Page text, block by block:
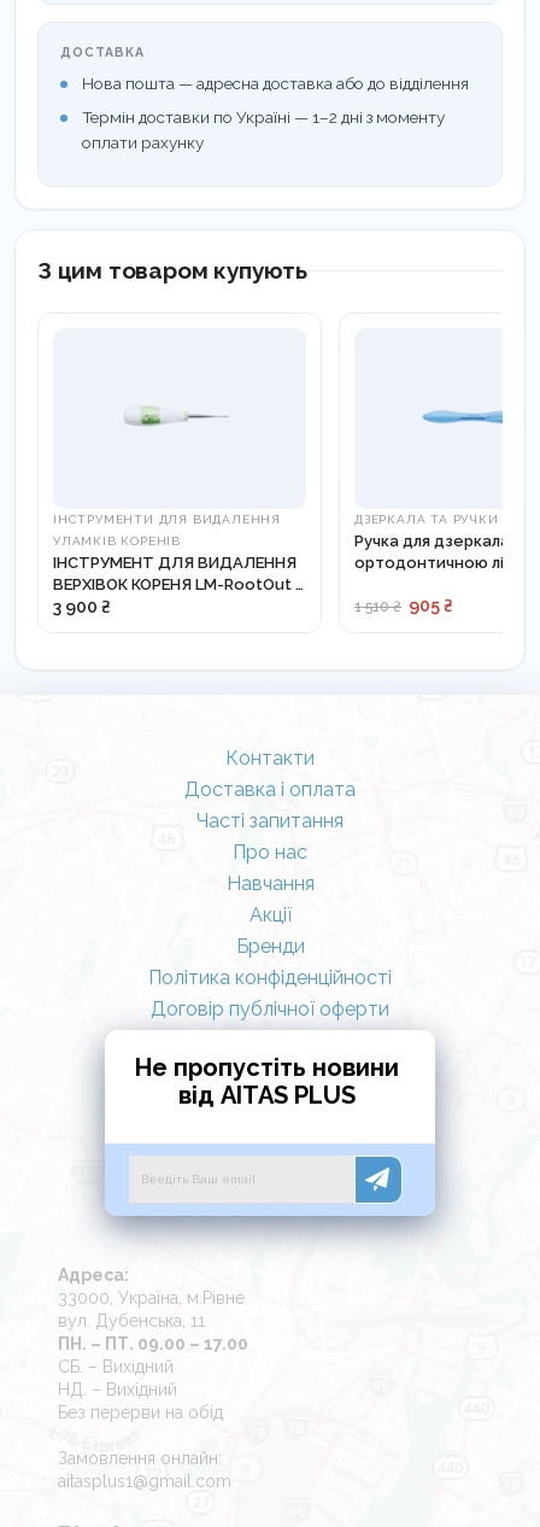
ДОСТАВКА
Нова пошта — адресна доставка або до відділення
Термін доставки по Україні — 1–2 дні з моменту
оплати рахунку
З цим товаром купують
ІНСТРУМЕНТИ ДЛЯ ВИДАЛЕННЯ
УЛАМКІВ КОРЕНІВ
ІНСТРУМЕНТ ДЛЯ ВИДАЛЕННЯ
ВЕРХІВОК КОРЕНЯ LM-RootOut -
812210
3 900 ₴
ДЗЕРКАЛА ТА РУЧКИ
Ручка для дзеркала з
ортодонтичною
1 510 ₴ 905 ₴
Контакти
Доставка і оплата
Часті запитання
Про нас
Навчання
Акції
Бренди
Політика конфіденційності
Договір публічної оферти
Не пропустіть новини
від AITAS PLUS
Адреса:
33000, Україна, м.Рівне
вул. Дубенська, 11
ПН. – ПТ. 09.00 – 17.00
СБ. – Вихідний
НД. – Вихідний
Без перерви на обід
Замовлення онлайн:
aitasplus1@gmail.com